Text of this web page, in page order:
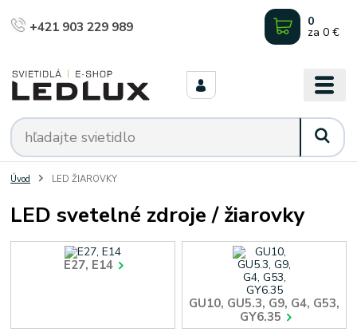
+421 903 229 989 0
za 0 €
Úvod LED ŽIAROVKY
LED svetelné zdroje / žiarovky
E27, E14
GU10, GU5.3, G9, G4, G53,
GY6.35